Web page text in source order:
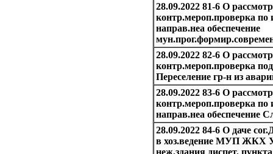
28.09.2022 81-6 О
контр.мероп.проверка по
направ.неа обеспечение
28.09.2022 82-6 О
контр.мероп.проверка
Переселение гр-н из
28.09.2022 83-6 О
контр.мероп.проверка по
направ.неа обеспечение
28.09.2022 84-6 О даче
в хоз.ведение МУП ЖКХ
неж.здания диспет. пункта